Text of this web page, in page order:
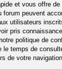
et vous offre
forum peuvent
utilisateurs
pris
politique de
le temps de
de votre